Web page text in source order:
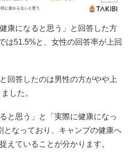
康になると思う」と回答した方
は51.5%と、女性の回答率が上回
回答したのは男性の方がやや上
した。
と思う」と「実際に健康になっ
となっており、キャンプの健康へ
えていることが分かります。